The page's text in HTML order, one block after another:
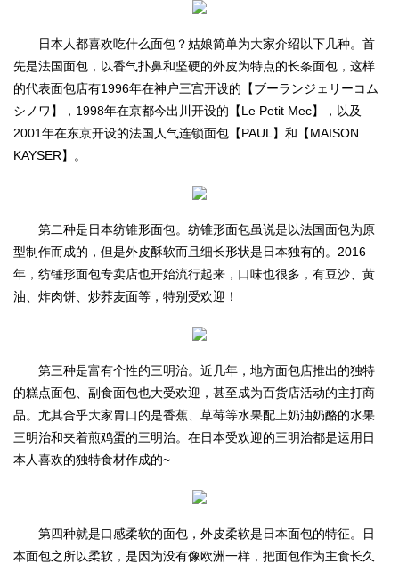
日本人都喜欢吃什么面包？姑娘简单为大家介绍以下几种。首
先是法国面包，以香气扑鼻和坚硬的外皮为特点的长条面包，这样
的代表面包店有1996年在神户三宫开设的【ブーランジェリーコム
シノワ】，1998年在京都今出川开设的【Le Petit Mec】，以及
2001年在东京开设的法国人气连锁面包【PAUL】和【MAISON
KAYSER】。
第二种是日本纺锥形面包。纺锥形面包虽说是以法国面包为原
型制作而成的，但是外皮酥软而且细长形状是日本独有的。2016
年，纺锤形面包专卖店也开始流行起来，口味也很多，有豆沙、黄
油、炸肉饼、炒荞麦面等，特别受欢迎！
第三种是富有个性的三明治。近几年，地方面包店推出的独特
的糕点面包、副食面包也大受欢迎，甚至成为百货店活动的主打商
品。尤其合乎大家胃口的是香蕉、草莓等水果配上奶油奶酪的水果
三明治和夹着煎鸡蛋的三明治。在日本受欢迎的三明治都是运用日
本人喜欢的独特食材作成的~
第四种就是口感柔软的面包，外皮柔软是日本面包的特征。日
本面包之所以柔软，是因为没有像欧洲一样，把面包作为主食长久